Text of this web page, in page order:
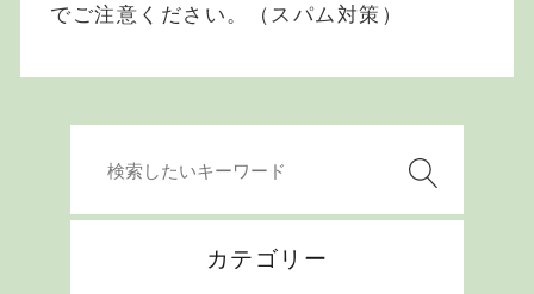
でご注意ください。（スパム対策）
カテゴリー